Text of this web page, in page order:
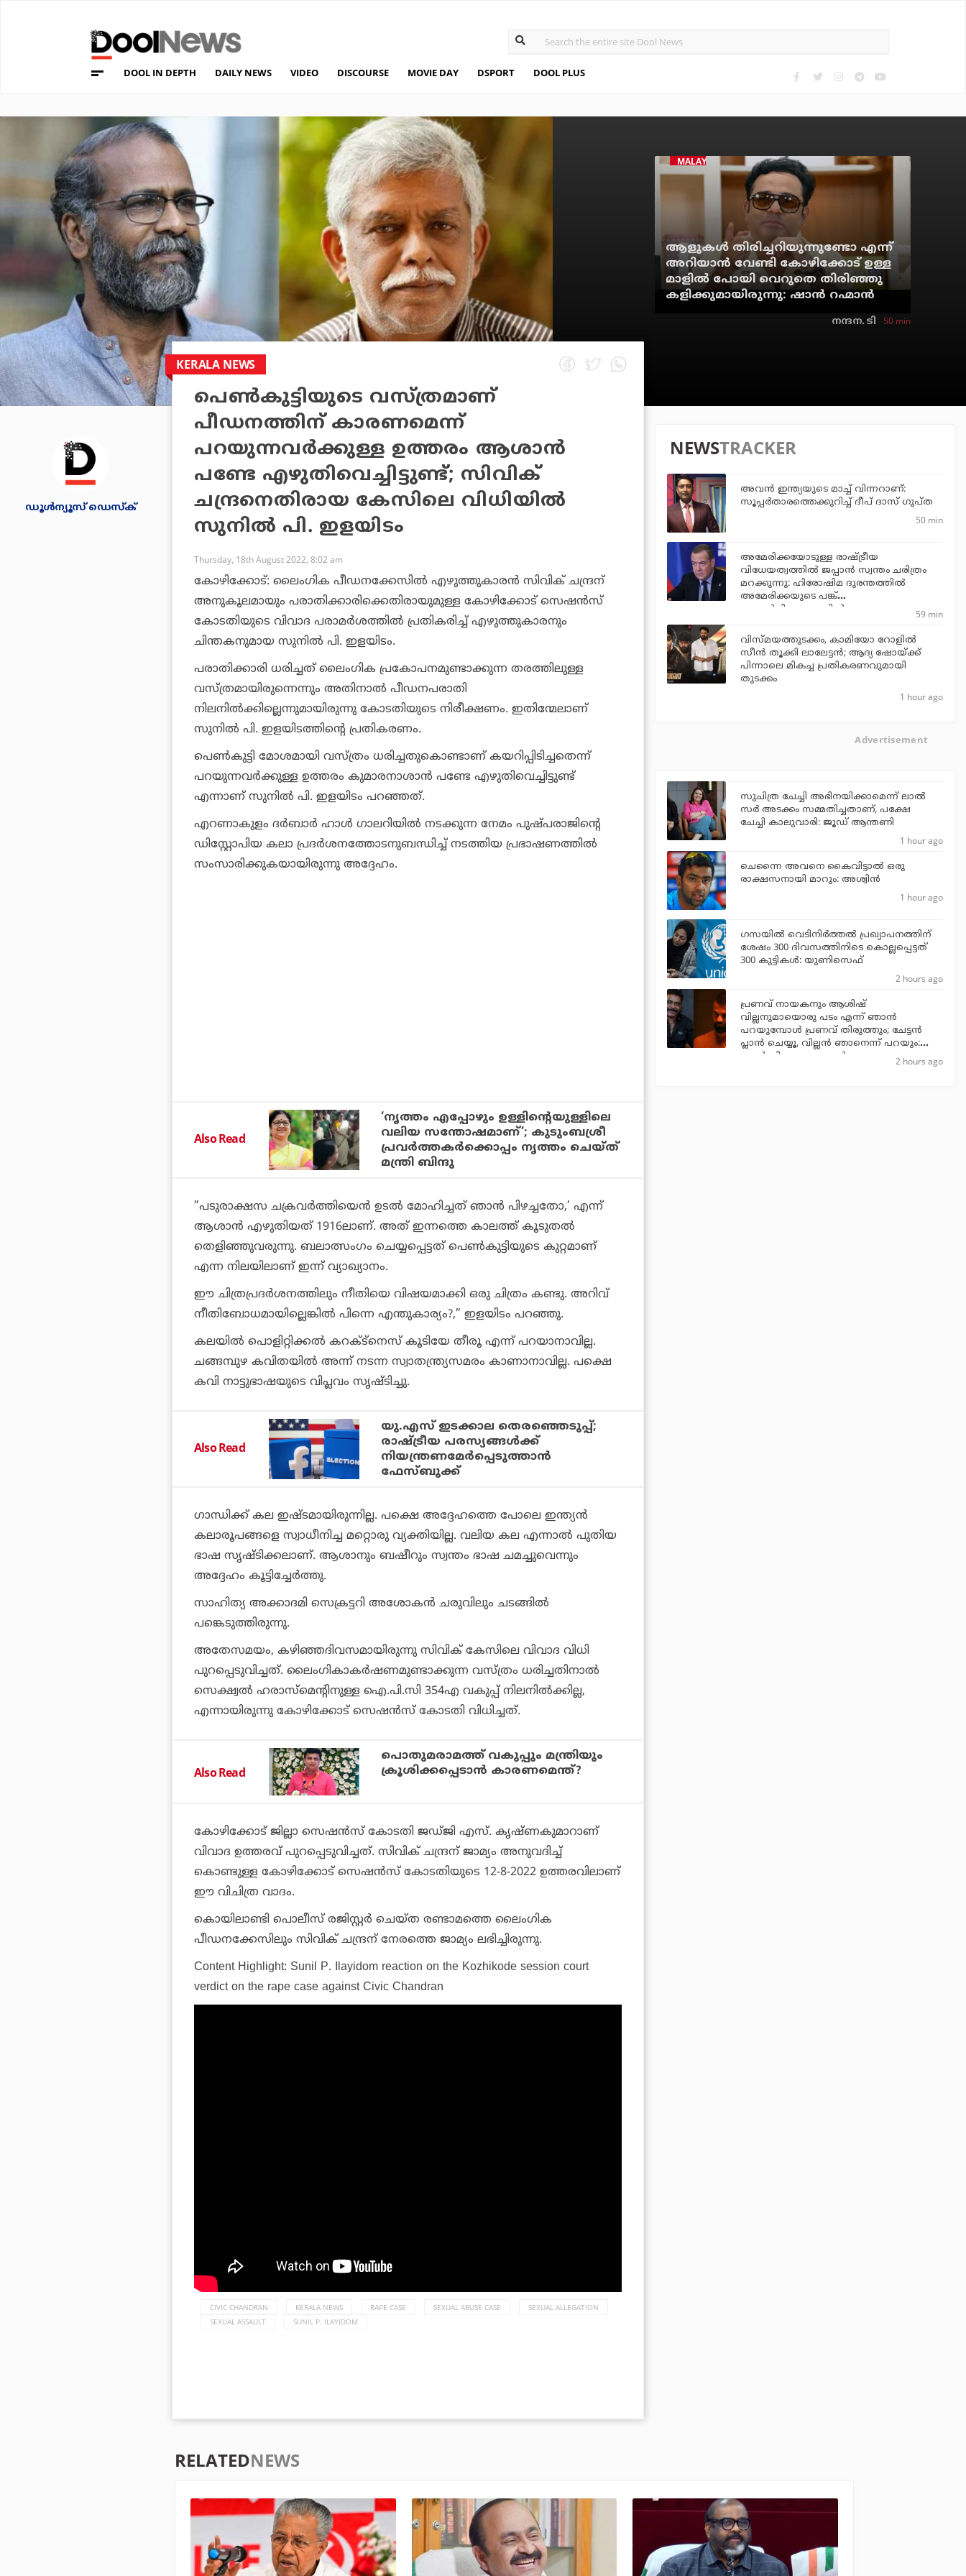
DOOL IN DEPTH DAILY NEWS VIDEO DISCOURSE MOVIE DAY DSPORT DOOL PLUS
MALAYALAM CINEMA
ആളുകൾ തിരിച്ചറിയുന്നുണ്ടോ എന്ന്
അറിയാൻ വേണ്ടി കോഴിക്കോട് ഉള്ള
മാളിൽ പോയി വെറുതെ തിരിഞ്ഞു
കളിക്കുമായിരുന്നു: ഷാൻ റഹ്മാൻ
നന്ദന. ടി 50 min
ഡൂള്‍ന്യൂസ് ഡെസ്‌ക്
KERALA NEWS
പെണ്‍കുട്ടിയുടെ വസ്ത്രമാണ്
പീഡനത്തിന് കാരണമെന്ന്
പറയുന്നവര്‍ക്കുള്ള ഉത്തരം ആശാന്‍
പണ്ടേ എഴുതിവെച്ചിട്ടുണ്ട്; സിവിക്
ചന്ദ്രനെതിരായ കേസിലെ വിധിയില്‍
സുനില്‍ പി. ഇളയിടം
Thursday, 18th August 2022, 8:02 am
കോഴിക്കോട്: ലൈംഗിക പീഡനക്കേസില്‍ എഴുത്തുകാരന്‍ സിവിക് ചന്ദ്രന്
അനുകൂലമായും പരാതിക്കാരിക്കെതിരായുമുള്ള കോഴിക്കോട് സെഷന്‍സ്
കോടതിയുടെ വിവാദ പരാമര്‍ശത്തില്‍ പ്രതികരിച്ച് എഴുത്തുകാരനും
ചിന്തകനുമായ സുനില്‍ പി. ഇളയിടം.
പരാതിക്കാരി ധരിച്ചത് ലൈംഗിക പ്രകോപനമുണ്ടാക്കുന്ന തരത്തിലുള്ള
വസ്ത്രമായിരുന്നെന്നും അതിനാല്‍ പീഡനപരാതി
നിലനില്‍ക്കില്ലെന്നുമായിരുന്നു കോടതിയുടെ നിരീക്ഷണം. ഇതിന്മേലാണ്
സുനില്‍ പി. ഇളയിടത്തിന്റെ പ്രതികരണം.
പെണ്‍കുട്ടി മോശമായി വസ്ത്രം ധരിച്ചതുകൊണ്ടാണ് കയറിപ്പിടിച്ചതെന്ന്
പറയുന്നവര്‍ക്കുള്ള ഉത്തരം കുമാരനാശാന്‍ പണ്ടേ എഴുതിവെച്ചിട്ടുണ്ട്
എന്നാണ് സുനില്‍ പി. ഇളയിടം പറഞ്ഞത്.
എറണാകുളം ദര്‍ബാര്‍ ഹാള്‍ ഗാലറിയില്‍ നടക്കുന്ന നേമം പുഷ്പരാജിന്റെ
ഡിസ്റ്റോപിയ കലാ പ്രദര്‍ശനത്തോടനുബന്ധിച്ച് നടത്തിയ പ്രഭാഷണത്തില്‍
സംസാരിക്കുകയായിരുന്നു അദ്ദേഹം.
Also Read
‘നൃത്തം എപ്പോഴും ഉള്ളിന്റെയുള്ളിലെ
വലിയ സന്തോഷമാണ്’; കുടുംബശ്രീ
പ്രവര്‍ത്തകര്‍ക്കൊപ്പം നൃത്തം ചെയ്ത്
മന്ത്രി ബിന്ദു
”പടുരാക്ഷസ ചക്രവര്‍ത്തിയെന്‍ ഉടല്‍ മോഹിച്ചത് ഞാന്‍ പിഴച്ചതോ,’ എന്ന്
ആശാന്‍ എഴുതിയത് 1916ലാണ്. അത് ഇന്നത്തെ കാലത്ത് കൂടുതല്‍
തെളിഞ്ഞുവരുന്നു. ബലാത്സംഗം ചെയ്യപ്പെട്ടത് പെണ്‍കുട്ടിയുടെ കുറ്റമാണ്
എന്ന നിലയിലാണ് ഇന്ന് വ്യാഖ്യാനം.
ഈ ചിത്രപ്രദര്‍ശനത്തിലും നീതിയെ വിഷയമാക്കി ഒരു ചിത്രം കണ്ടു. അറിവ്
നീതിബോധമായില്ലെങ്കില്‍ പിന്നെ എന്തുകാര്യം?,” ഇളയിടം പറഞ്ഞു.
കലയില്‍ പൊളിറ്റിക്കല്‍ കറക്ട്‌നെസ് കൂടിയേ തീരൂ എന്ന് പറയാനാവില്ല.
ചങ്ങമ്പുഴ കവിതയില്‍ അന്ന് നടന്ന സ്വാതന്ത്ര്യസമരം കാണാനാവില്ല. പക്ഷെ
കവി നാട്ടുഭാഷയുടെ വിപ്ലവം സൃഷ്ടിച്ചു.
Also Read
യു.എസ് ഇടക്കാല തെരഞ്ഞെടുപ്പ്;
രാഷ്ട്രീയ പരസ്യങ്ങള്‍ക്ക്
നിയന്ത്രണമേര്‍പ്പെടുത്താന്‍
ഫേസ്ബുക്ക്
ഗാന്ധിക്ക് കല ഇഷ്ടമായിരുന്നില്ല. പക്ഷെ അദ്ദേഹത്തെ പോലെ ഇന്ത്യന്‍
കലാരൂപങ്ങളെ സ്വാധീനിച്ച മറ്റൊരു വ്യക്തിയില്ല. വലിയ കല എന്നാല്‍ പുതിയ
ഭാഷ സൃഷ്ടിക്കലാണ്. ആശാനും ബഷീറും സ്വന്തം ഭാഷ ചമച്ചുവെന്നും
അദ്ദേഹം കൂട്ടിച്ചേര്‍ത്തു.
സാഹിത്യ അക്കാദമി സെക്രട്ടറി അശോകന്‍ ചരുവിലും ചടങ്ങില്‍
പങ്കെടുത്തിരുന്നു.
അതേസമയം, കഴിഞ്ഞദിവസമായിരുന്നു സിവിക് കേസിലെ വിവാദ വിധി
പുറപ്പെടുവിച്ചത്. ലൈംഗികാകര്‍ഷണമുണ്ടാക്കുന്ന വസ്ത്രം ധരിച്ചതിനാല്‍
സെക്ഷ്വല്‍ ഹരാസ്‌മെന്റിനുള്ള ഐ.പി.സി 354എ വകുപ്പ് നിലനില്‍ക്കില്ല,
എന്നായിരുന്നു കോഴിക്കോട് സെഷന്‍സ് കോടതി വിധിച്ചത്.
Also Read
പൊതുമരാമത്ത് വകുപ്പും മന്ത്രിയും
ക്രൂശിക്കപ്പെടാന്‍ കാരണമെന്ത്?
കോഴിക്കോട് ജില്ലാ സെഷന്‍സ് കോടതി ജഡ്ജി എസ്. കൃഷ്ണകുമാറാണ്
വിവാദ ഉത്തരവ് പുറപ്പെടുവിച്ചത്. സിവിക് ചന്ദ്രന് ജാമ്യം അനുവദിച്ച്
കൊണ്ടുള്ള കോഴിക്കോട് സെഷന്‍സ് കോടതിയുടെ 12-8-2022 ഉത്തരവിലാണ്
ഈ വിചിത്ര വാദം.
കൊയിലാണ്ടി പൊലീസ് രജിസ്റ്റര്‍ ചെയ്ത രണ്ടാമത്തെ ലൈംഗിക
പീഡനക്കേസിലും സിവിക് ചന്ദ്രന് നേരത്തെ ജാമ്യം ലഭിച്ചിരുന്നു.
Content Highlight: Sunil P. Ilayidom reaction on the Kozhikode session court
verdict on the rape case against Civic Chandran
CIVIC CHANDRAN KERALA NEWS RAPE CASE SEXUAL ABUSE CASE
SEXUAL ALLEGATION
SEXUAL ASSAULT
SUNIL P. ILAYIDOM
NEWSTRACKER
അവന്‍ ഇന്ത്യയുടെ മാച്ച് വിന്നറാണ്:
സൂപ്പര്‍താരത്തെക്കുറിച്ച് ദീപ് ദാസ് ഗുപ്ത
50 min
അമേരിക്കയോടുള്ള രാഷ്ട്രീയ
വിധേയത്വത്തില്‍ ജപ്പാന്‍ സ്വന്തം ചരിത്രം
മറക്കുന്നു: ഹിരോഷിമ ദുരന്തത്തില്‍
അമേരിക്കയുടെ പങ്ക്
പരാമര്‍ശിക്കാത്തതില്‍ റഷ്യ
59 min
വിസ്മയത്തുടക്കം, കാമിയോ റോളില്‍
സീന്‍ തൂക്കി ലാലേട്ടന്‍; ആദ്യ ഷോയ്ക്ക്
പിന്നാലെ മികച്ച പ്രതികരണവുമായി
തുടക്കം
1 hour ago
Advertisement
സുചിത്ര ചേച്ചി അഭിനയിക്കാമെന്ന് ലാല്‍
സര്‍ അടക്കം സമ്മതിച്ചതാണ്, പക്ഷേ
ചേച്ചി കാലുവാരി: ജൂഡ് ആന്തണി
1 hour ago
ചെന്നൈ അവനെ കൈവിട്ടാല്‍ ഒരു
രാക്ഷസനായി മാറും: അശ്വിന്‍
1 hour ago
ഗസയില്‍ വെടിനിര്‍ത്തല്‍ പ്രഖ്യാപനത്തിന്
ശേഷം 300 ദിവസത്തിനിടെ കൊല്ലപ്പെട്ടത്
300 കുട്ടികള്‍: യുണിസെഫ്
2 hours ago
പ്രണവ് നായകനും ആശിഷ്
വില്ലനുമായൊരു പടം എന്ന് ഞാന്‍
പറയുമ്പോള്‍ പ്രണവ് തിരുത്തും; ചേട്ടന്‍
പ്ലാന്‍ ചെയ്യൂ, വില്ലന്‍ ഞാനെന്ന് പറയും:
ആന്റണി പെരുമ്പാവൂര്‍
2 hours ago
RELATEDNEWS